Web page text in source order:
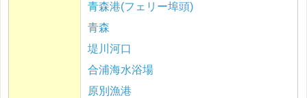
青森港(フェリー埠頭)
青森
堤川河口
合浦海水浴場
原別漁港